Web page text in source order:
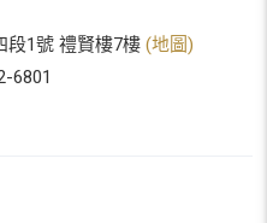
段1號 禮賢樓7樓 (地圖)
6801